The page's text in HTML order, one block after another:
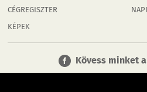
CÉGREGISZTER
KÉPEK
Kövess minket